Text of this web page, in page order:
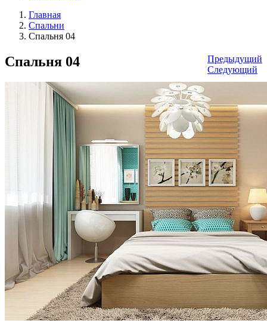
Главная
Спальни
Спальня 04
Предыдущий
Следующий
Спальня 04